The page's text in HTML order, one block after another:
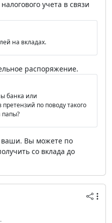
учета в связи
на вкладах.
распоряжение.
банка или
по поводу такого
папы?
ваши. Вы можете по
со вклада до